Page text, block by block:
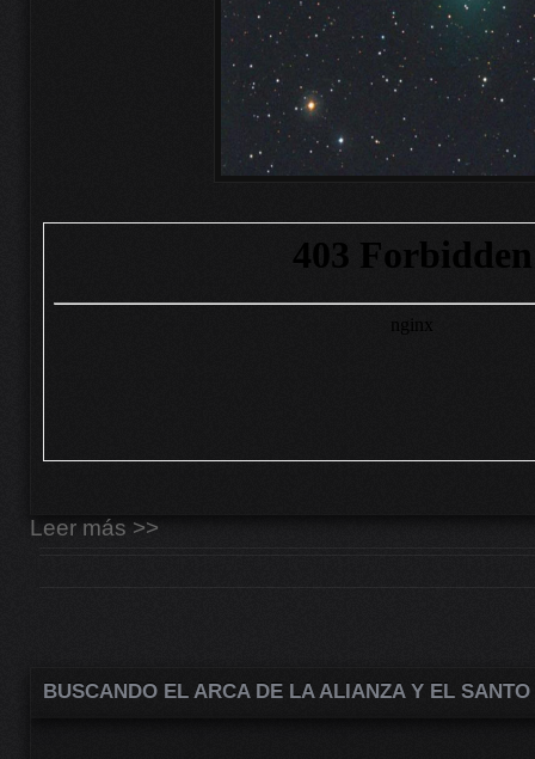
Leer más >>
BUSCANDO EL ARCA DE LA ALIANZA Y EL